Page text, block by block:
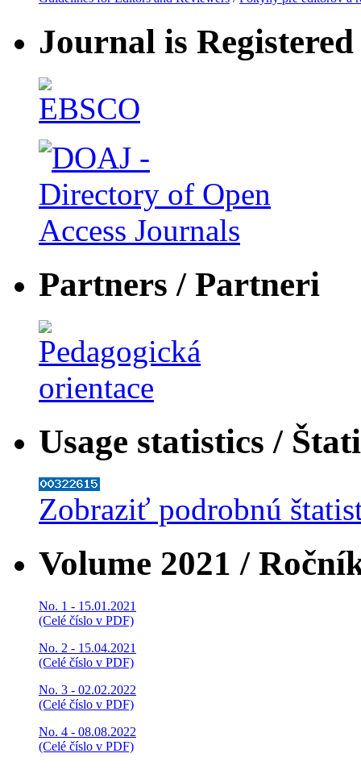
Journal is
Partners / Partneri
Usage statistics /
Zobraziť podrobnú
Volume 2021 /
No. 1 - 15.01.2021
(Celé číslo v PDF)
No. 2 - 15.04.2021
(Celé číslo v PDF)
No. 3 - 02.02.2022
(Celé číslo v PDF)
No. 4 - 08.08.2022
(Celé číslo v PDF)